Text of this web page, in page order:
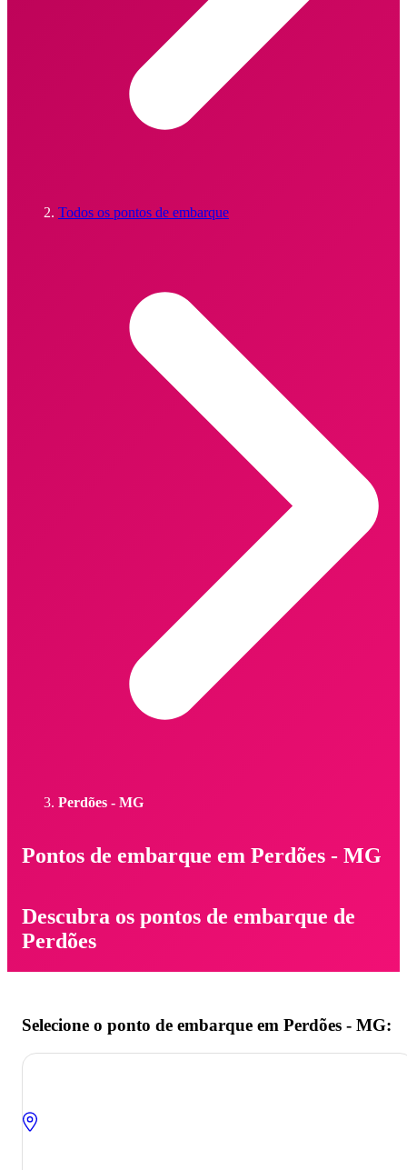
Todos os pontos de embarque
Perdões - MG
Pontos de embarque em Perdões - MG
Descubra os pontos de embarque de
Perdões
Selecione o ponto de embarque em Perdões - MG: